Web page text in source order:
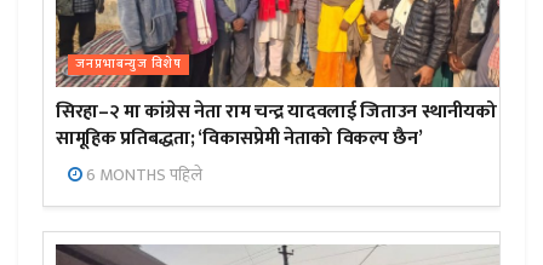
जनप्रभाबन्युज विशेष
सिरहा–२ मा कांग्रेस नेता राम चन्द्र यादवलाई जिताउन स्थानीयको
सामूहिक प्रतिबद्धता; ‘विकासप्रेमी नेताको विकल्प छैन’
6 MONTHS पहिले